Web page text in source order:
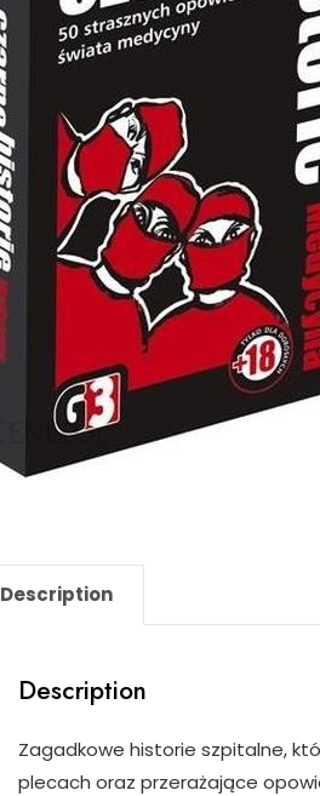
Description
Description
Zagadkowe historie szpitalne,
plecach oraz przerażające